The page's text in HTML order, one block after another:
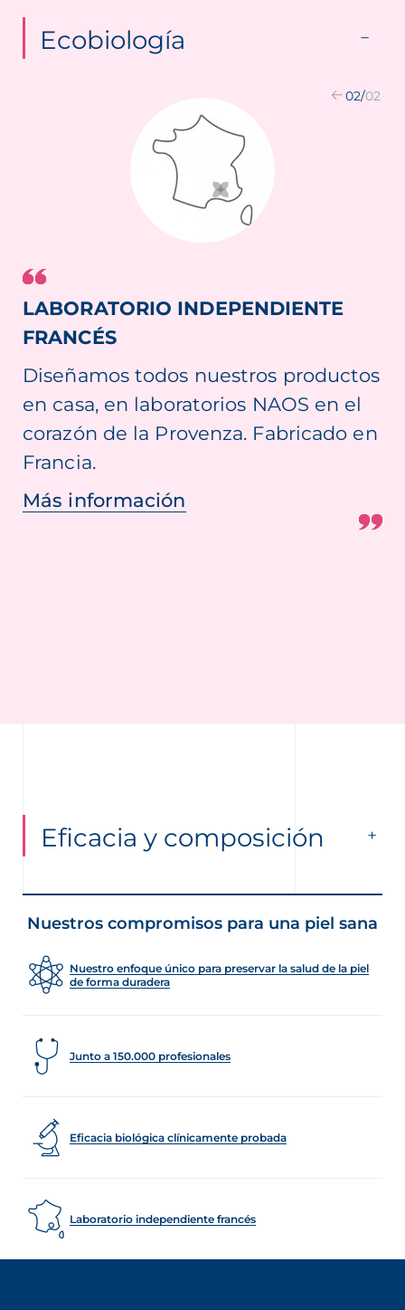
Ecobiología
LABORATORIO INDEPENDIENTE
FRANCÉS
Diseñamos todos nuestros productos
en casa, en laboratorios NAOS en el
corazón de la Provenza. Fabricado en
Francia.
Más información
02/02
Eficacia y composición
Nuestros compromisos para una piel sana
Nuestro enfoque único para preservar la salud de la piel
de forma duradera
Junto a 150.000 profesionales
Eficacia biológica clínicamente probada
Laboratorio independiente francés